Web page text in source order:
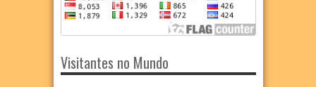
Visitantes no Mundo